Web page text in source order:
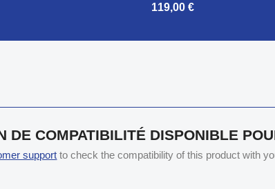
119,00 €
DE COMPATIBILITÉ DISPONIBLE
support to check the compatibility of this product with